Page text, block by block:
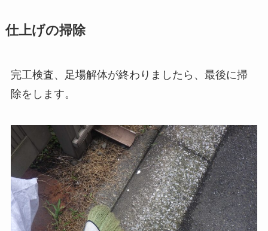
仕上げの掃除
完工検査、足場解体が終わりましたら、最後に掃
除をします。